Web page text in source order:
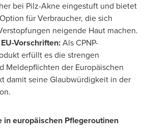
bei Pilz-Akne eingestuft und bietet
für Verbraucher, die sich
neigende Haut machen.
Vorschriften:Als CPNP-
erfüllt es die strengen
Meldepflichten der Europäischen
damit seine Glaubwürdigkeit in der
in europäischen Pflegeroutinen